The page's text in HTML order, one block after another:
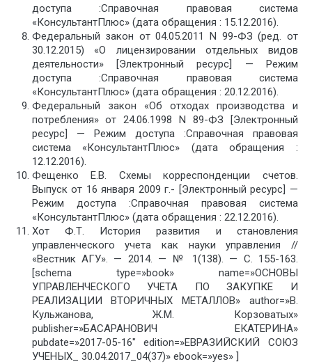
доступа :Справочная правовая система
«КонсультантПлюс» (дата обращения : 15.12.2016).
Федеральный закон от 04.05.2011 N 99-ФЗ (ред. от
30.12.2015) «О лицензировании отдельных видов
деятельности» [Электронный ресурс] — Режим
доступа :Справочная правовая система
«КонсультантПлюс» (дата обращения : 20.12.2016).
Федеральный закон «Об отходах производства и
потребления» от 24.06.1998 N 89-ФЗ [Электронный
ресурс] — Режим доступа :Справочная правовая
система «КонсультантПлюс» (дата обращения :
12.12.2016).
Фещенко Е.В. Схемы корреспонденции счетов.
Выпуск от 16 января 2009 г.- [Электронный ресурс] —
Режим доступа :Справочная правовая система
«КонсультантПлюс» (дата обращения : 22.12.2016).
Хот Ф.Т. История развития и становления
управленческого учета как науки управления //
«Вестник АГУ». — 2014. — № 1(138). — С. 155-163.
[schema type=»book» name=»ОСНОВЫ
УПРАВЛЕНЧЕСКОГО УЧЕТА ПО ЗАКУПКЕ И
РЕАЛИЗАЦИИ ВТОРИЧНЫХ МЕТАЛЛОВ» author=»В.
Кульжанова, Ж.М. Корзоватых»
publisher=»БАСАРАНОВИЧ ЕКАТЕРИНА»
pubdate=»2017-05-16″ edition=»ЕВРАЗИЙСКИЙ СОЮЗ
УЧЕНЫХ_ 30.04.2017_04(37)» ebook=»yes» ]